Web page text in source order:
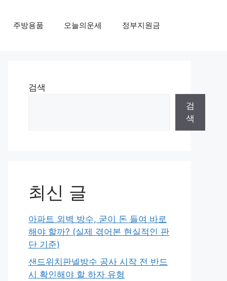
주방용품 오늘의운세 정부지원금
검색
검
색
최신 글
아파트 외벽 방수, 굳이 돈 들여 바로
해야 할까? (실제 겪어본 현실적인 판
단 기준)
샌드위치판넬방수 공사 시작 전 반드
시 확인해야 할 하자 유형